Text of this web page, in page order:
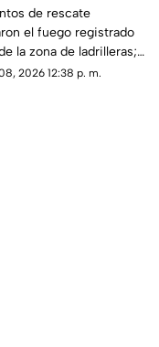
Torreón:
de rescate
el fuego registrado
la zona de ladrilleras;
personas
2026 12:38 p. m.